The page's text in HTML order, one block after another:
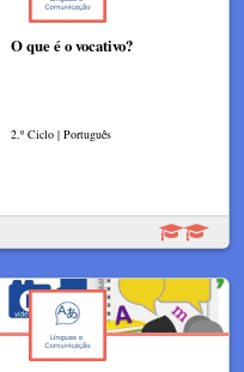
O que é o vocativo?
2.º Ciclo | Português